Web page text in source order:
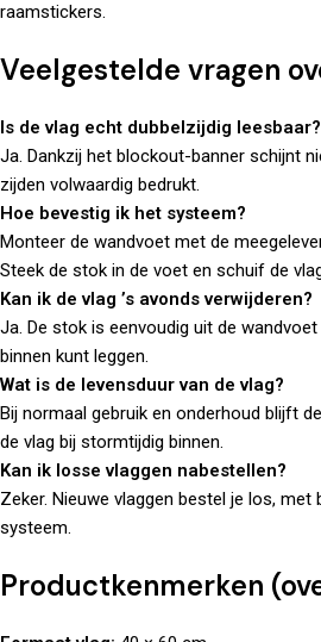
raamstickers.
Veelgestelde vragen
Is de vlag echt dubbelzijdig leesbaar?
Ja. Dankzij het blockout-banner schijnt
zijden volwaardig bedrukt.
Hoe bevestig ik het systeem?
Monteer de wandvoet met de
Steek de stok in de voet en schuif de
Kan ik de vlag ’s avonds verwijderen?
Ja. De stok is eenvoudig uit de
binnen kunt leggen.
Wat is de levensduur van de vlag?
Bij normaal gebruik en onderhoud blijft
de vlag bij stormtijdig binnen.
Kan ik losse vlaggen nabestellen?
Zeker. Nieuwe vlaggen bestel je los, met
systeem.
Productkenmerken